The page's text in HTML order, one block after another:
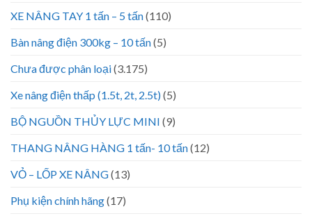
XE NÂNG TAY 1 tấn – 5 tấn(110)
Bàn nâng điện 300kg – 10 tấn(5)
Chưa được phân loại(3.175)
Xe nâng điện thấp (1.5t, 2t, 2.5t)(5)
BỘ NGUỒN THỦY LỰC MINI (9)
THANG NÂNG HÀNG 1 tấn- 10 tấn(12)
VỎ – LỐP XE NÂNG(13)
Phụ kiện chính hãng(17)